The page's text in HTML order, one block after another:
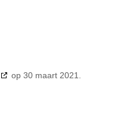
op 30 maart 2021.